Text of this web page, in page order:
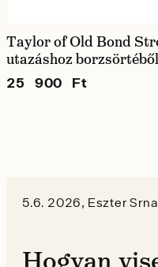
Taylor of Old Bond
utazáshoz
25 900 Ft
5.6. 2026, Eszter Srna